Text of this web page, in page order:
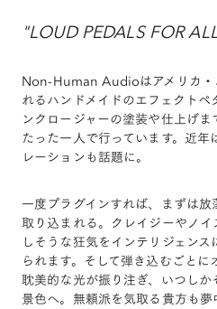
"LOUD PEDALS FOR
Non-Human Audioはアメリカ・
れるハンドメイドのエフェクト
ンクロージャーの塗装や仕上げ
たった一人で行っています。近
レーションも話題に。
一度プラグインすれば、まずは
取り込まれる。クレイジーやノ
しそうな狂気をインテリジェン
られます。そして弾き込むごと
耽美的な光が振り注ぎ、いつし
景色へ。無頼派を気取る貴方も夢